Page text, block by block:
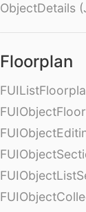
ObjectDetails
Floorplan